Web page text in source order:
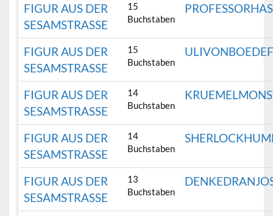
FIGUR AUS DER
SESAMSTRASSE
15
Buchstaben
FIGUR AUS DER
SESAMSTRASSE
15
Buchstaben
FIGUR AUS DER
SESAMSTRASSE
14
Buchstaben
FIGUR AUS DER
SESAMSTRASSE
14
Buchstaben
FIGUR AUS DER
SESAMSTRASSE
13
Buchstaben